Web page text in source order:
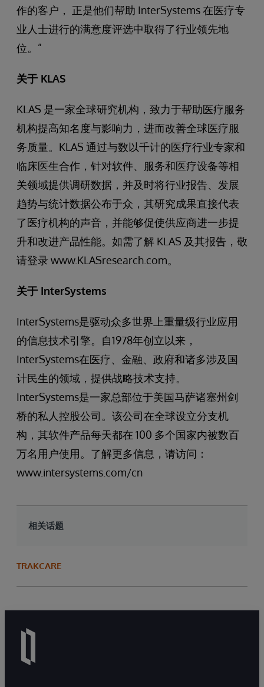
作的客户， 正是他们帮助 InterSystems 在医疗专
业人士进行的满意度评选中取得了行业领先地
位。”
关于 KLAS
KLAS 是一家全球研究机构，致力于帮助医疗服务
机构提高知名度与影响力，进而改善全球医疗服
务质量。KLAS 通过与数以千计的医疗行业专家和
临床医生合作，针对软件、服务和医疗设备等相
关领域提供调研数据，并及时将行业报告、发展
趋势与统计数据公布于众，其研究成果直接代表
了医疗机构的声音，并能够促使供应商进一步提
升和改进产品性能。如需了解 KLAS 及其报告，敬
请登录 www.KLASresearch.com。
关于 InterSystems
InterSystems是驱动众多世界上重量级行业应用
的信息技术引擎。自1978年创立以来，
InterSystems在医疗、金融、政府和诸多涉及国
计民生的领域，提供战略技术支持。
InterSystems是一家总部位于美国马萨诸塞州剑
桥的私人控股公司。该公司在全球设立分支机
构，其软件产品每天都在 100 多个国家内被数百
万名用户使用。了解更多信息，请访问：
www.intersystems.com/cn
相关话题
TRAKCARE